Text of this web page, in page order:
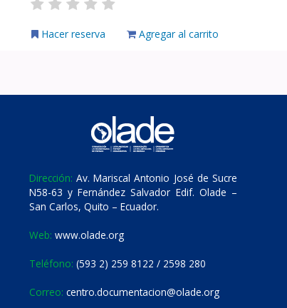
Hacer reserva Agregar al carrito
Dirección: Av. Mariscal Antonio José de Sucre
N58-63 y Fernández Salvador Edif. Olade –
San Carlos, Quito – Ecuador.
Web: www.olade.org
Teléfono: (593 2) 259 8122 / 2598 280
Correo: centro.documentacion@olade.org